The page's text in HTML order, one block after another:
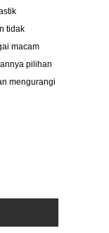
tidak
macam
pilihan
mengurangi